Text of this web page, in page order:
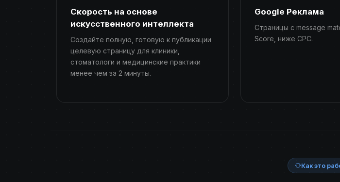
Скорость на основе
искусственного интеллекта
Создайте полную, готовую к публикации
целевую страницу для клиники,
стоматологи и медицинские практики
менее чем за 2 минуты.
Google Реклама
Страницы с message
Score, ниже CPC.
Как это